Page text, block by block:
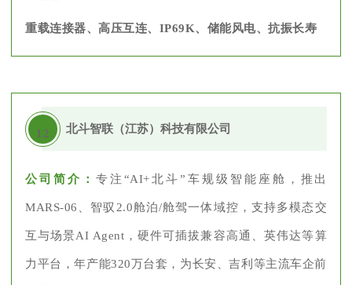
重载连接器、高压互连、IP69K、储能风电、抗振长寿
12 北斗智联（江苏）科技有限公司
公司简介： 专注“AI+北斗”车规级智能座舱，推出
MARS-06、智驭2.0舱泊/舱驾一体域控，支持多模态交
互与场景AI Agent，硬件可插拔兼容高通、英伟达等算
力平台，年产能320万台套，为长安、吉利等主流车企前